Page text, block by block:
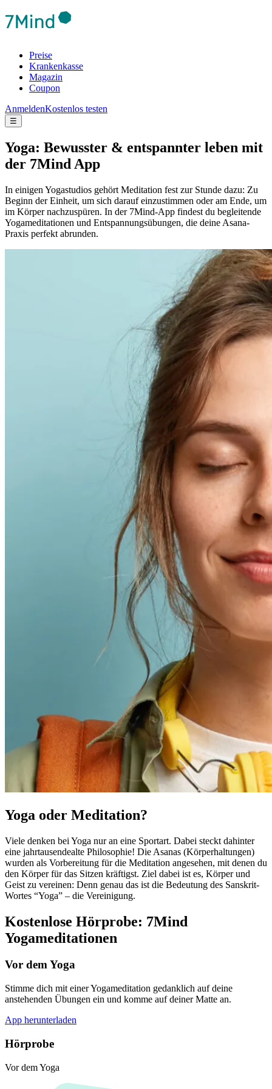
Preise
Krankenkasse
Magazin
Coupon
AnmeldenKostenlos testen
☰
Yoga: Bewusster & entspannter leben mit
der 7Mind App
In einigen Yogastudios gehört Meditation fest zur Stunde dazu: Zu
Beginn der Einheit, um sich darauf einzustimmen oder am Ende, um
im Körper nachzuspüren. In der 7Mind-App findest du begleitende
Yogameditationen und Entspannungsübungen, die deine Asana-
Praxis perfekt abrunden.
Yoga oder Meditation?
Viele denken bei Yoga nur an eine Sportart. Dabei steckt dahinter
eine jahrtausendealte Philosophie! Die Asanas (Körperhaltungen)
wurden als Vorbereitung für die Meditation angesehen, mit denen du
den Körper für das Sitzen kräftigst. Ziel dabei ist es, Körper und
Geist zu vereinen: Denn genau das ist die Bedeutung des Sanskrit-
Wortes “Yoga” – die Vereinigung.
Kostenlose Hörprobe: 7Mind
Yogameditationen
Vor dem Yoga
Stimme dich mit einer Yogameditation gedanklich auf deine
anstehenden Übungen ein und komme auf deiner Matte an.
App herunterladen
Hörprobe
Vor dem Yoga